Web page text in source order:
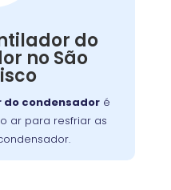
do
no São
condensador é
ar para resfriar as
ventilador falhar
superaquecer,
da geladeira
e reparar
rápida e eficiente.